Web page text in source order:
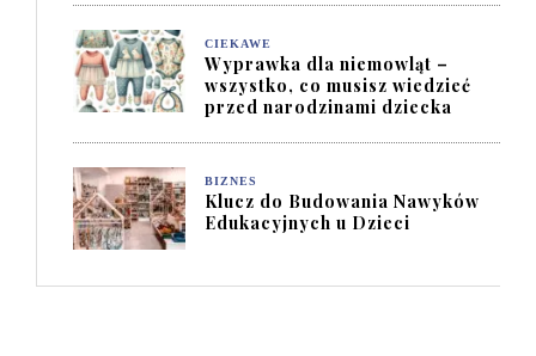
CIEKAWE
Wyprawka dla niemowląt –
wszystko, co musisz wiedzieć
przed narodzinami dziecka
BIZNES
Klucz do Budowania Nawyków
Edukacyjnych u Dzieci